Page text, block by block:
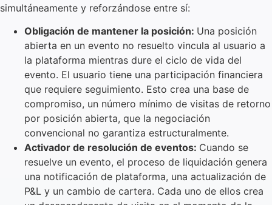
simultáneamente y reforzándose entre sí:
Obligación de mantener la posición: Una posición
abierta en un evento no resuelto vincula al usuario a
la plataforma mientras dure el ciclo de vida del
evento. El usuario tiene una participación financiera
que requiere seguimiento. Esto crea una base de
compromiso, un número mínimo de visitas de retorno
por posición abierta, que la negociación
convencional no garantiza estructuralmente.
Activador de resolución de eventos: Cuando se
resuelve un evento, el proceso de liquidación genera
una notificación de plataforma, una actualización de
P&L y un cambio de cartera. Cada uno de ellos crea